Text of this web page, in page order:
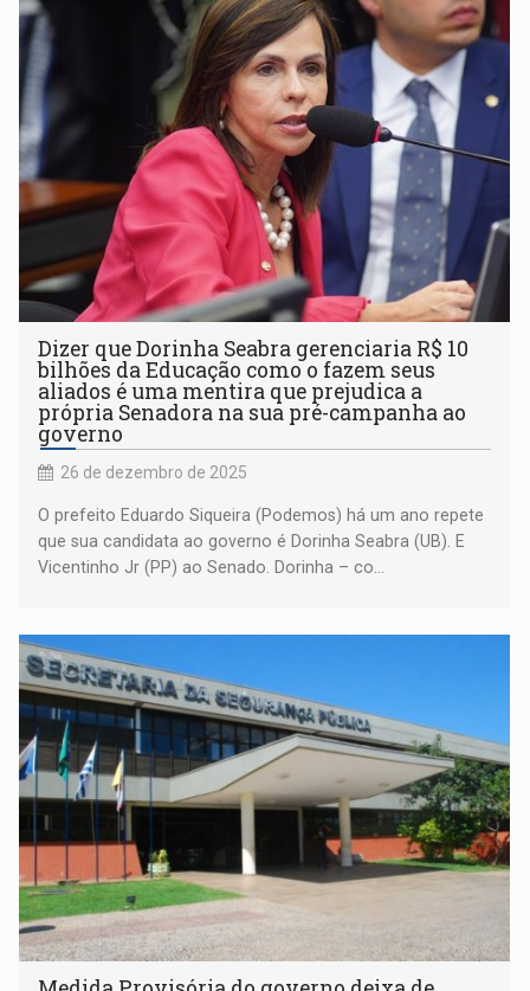
Dizer que Dorinha Seabra gerenciaria R$ 10
bilhões da Educação como o fazem seus
aliados é uma mentira que prejudica a
própria Senadora na sua pré-campanha ao
governo
26 de dezembro de 2025
O prefeito Eduardo Siqueira (Podemos) há um ano repete
que sua candidata ao governo é Dorinha Seabra (UB). E
Vicentinho Jr (PP) ao Senado. Dorinha – co...